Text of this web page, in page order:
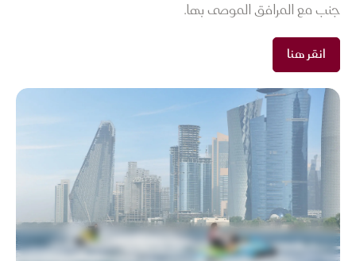
جنب مع المرافق الموصى بها.
انقر هنا